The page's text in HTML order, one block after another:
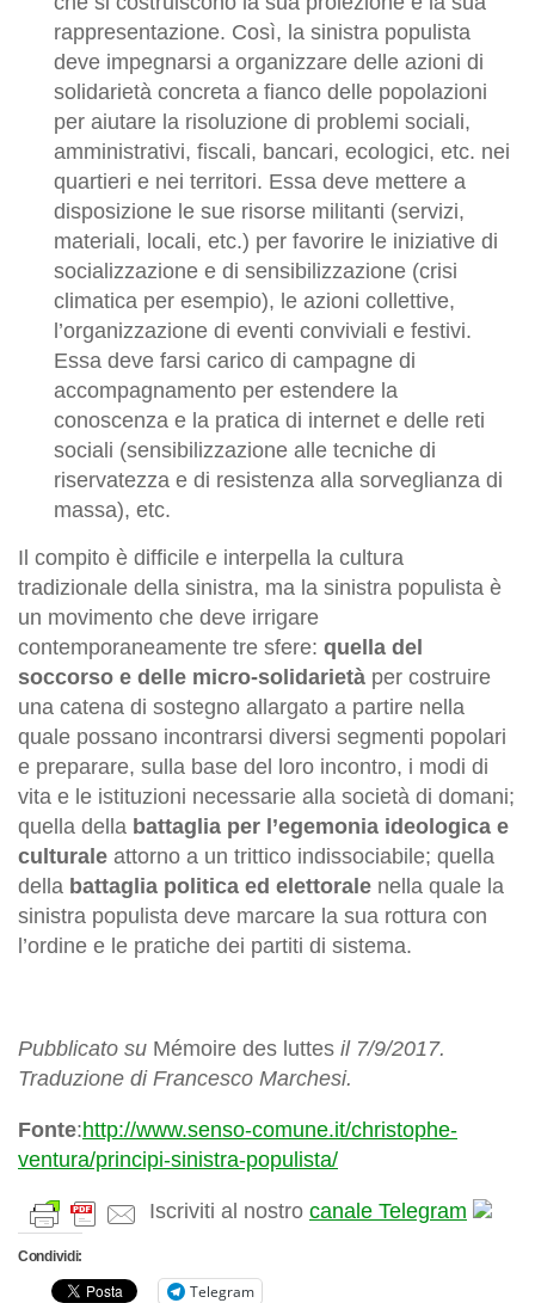
rappresentazione. Così, la sinistra populista
deve impegnarsi a organizzare delle azioni di
solidarietà concreta a fianco delle popolazioni
per aiutare la risoluzione di problemi sociali,
amministrativi, fiscali, bancari, ecologici, etc. nei
quartieri e nei territori. Essa deve mettere a
disposizione le sue risorse militanti (servizi,
materiali, locali, etc.) per favorire le iniziative di
socializzazione e di sensibilizzazione (crisi
climatica per esempio), le azioni collettive,
l’organizzazione di eventi conviviali e festivi.
Essa deve farsi carico di campagne di
accompagnamento per estendere la
conoscenza e la pratica di internet e delle reti
sociali (sensibilizzazione alle tecniche di
riservatezza e di resistenza alla sorveglianza di
massa), etc.
Il compito è difficile e interpella la cultura
tradizionale della sinistra, ma la sinistra populista è
un movimento che deve irrigare
contemporaneamente tre sfere: quella del
soccorso e delle micro-solidarietà per costruire
una catena di sostegno allargato a partire nella
quale possano incontrarsi diversi segmenti popolari
e preparare, sulla base del loro incontro, i modi di
vita e le istituzioni necessarie alla società di domani;
quella della battaglia per l’egemonia ideologica e
culturale attorno a un trittico indissociabile; quella
della battaglia politica ed elettorale nella quale la
sinistra populista deve marcare la sua rottura con
l’ordine e le pratiche dei partiti di sistema.
Pubblicato su Mémoire des luttes il 7/9/2017.
Traduzione di Francesco Marchesi.
Fonte:http://www.senso-comune.it/christophe-
ventura/principi-sinistra-populista/
Iscriviti al nostro canale Telegram
Condividi:
Telegram